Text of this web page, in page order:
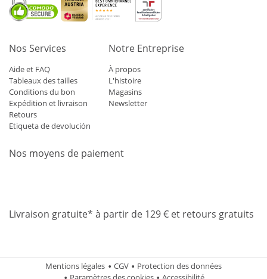
Nos Services
Aide et FAQ
Tableaux des tailles
Conditions du bon
Expédition et livraison
Retours
Etiqueta de devolución
Notre Entreprise
À propos
L'histoire
Magasins
Newsletter
Nos moyens de paiement
Livraison gratuite* à partir de 129 € et retours gratuits
Mentions légales CGV
Protection des données